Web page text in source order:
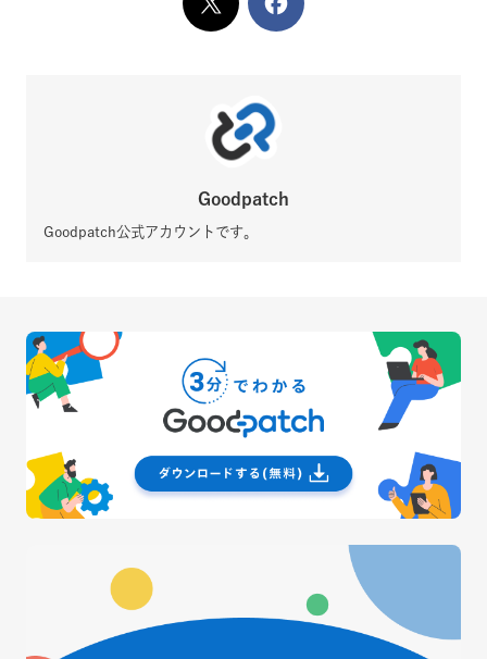
XでシェアFacebook
Goodpatch
Goodpatch公式アカウントです。